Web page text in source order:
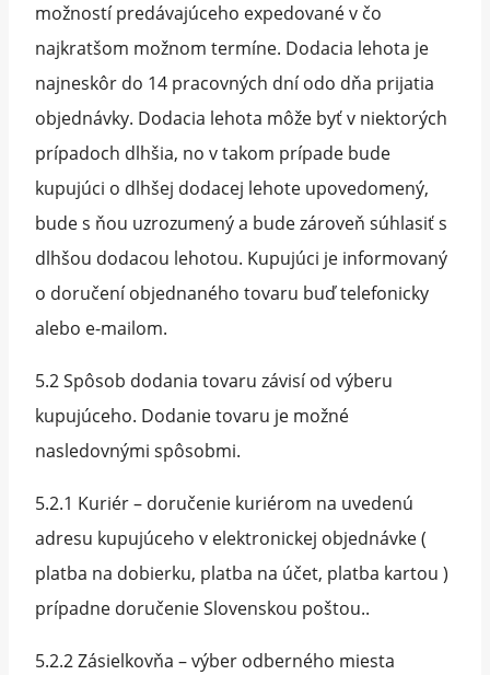
možností predávajúceho expedované v čo
najkratšom možnom termíne. Dodacia lehota je
najneskôr do 14 pracovných dní odo dňa prijatia
objednávky. Dodacia lehota môže byť v niektorých
prípadoch dlhšia, no v takom prípade bude
kupujúci o dlhšej dodacej lehote upovedomený,
bude s ňou uzrozumený a bude zároveň súhlasiť s
dlhšou dodacou lehotou. Kupujúci je informovaný
o doručení objednaného tovaru buď telefonicky
alebo e-mailom.
5.2 Spôsob dodania tovaru závisí od výberu
kupujúceho. Dodanie tovaru je možné
nasledovnými spôsobmi.
5.2.1 Kuriér – doručenie kuriérom na uvedenú
adresu kupujúceho v elektronickej objednávke (
platba na dobierku, platba na účet, platba kartou )
prípadne doručenie Slovenskou poštou..
5.2.2 Zásielkovňa – výber odberného miesta